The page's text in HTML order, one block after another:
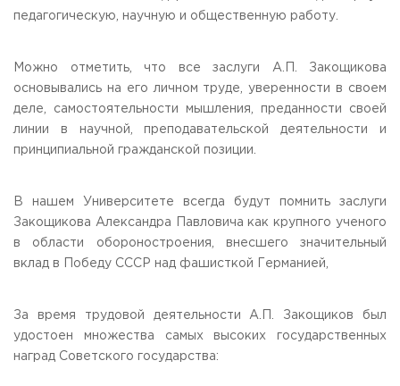
педагогическую, научную и общественную работу.
Можно отметить, что все заслуги А.П. Закощикова
основывались на его личном труде, уверенности в своем
деле, самостоятельности мышления, преданности своей
линии в научной, преподавательской деятельности и
принципиальной гражданской позиции.
В нашем Университете всегда будут помнить заслуги
Закощикова Александра Павловича как крупного ученого
в области обороностроения, внесшего значительный
вклад в Победу СССР над фашисткой Германией,
За время трудовой деятельности А.П. Закощиков был
удостоен множества самых высоких государственных
наград Советского государства: